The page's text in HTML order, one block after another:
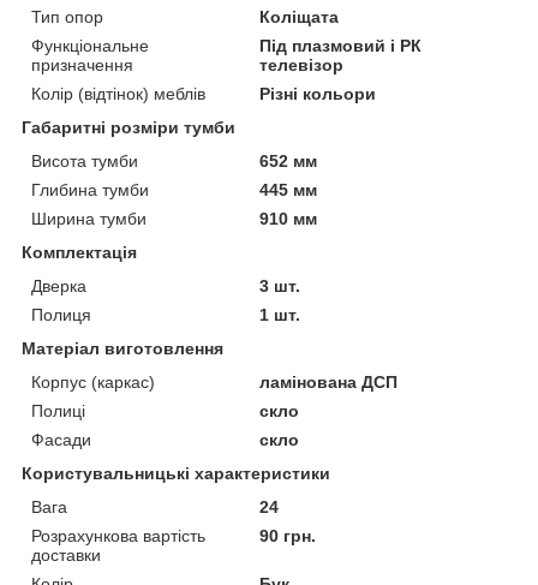
Тип опор
Коліщата
Функціональне
призначення
Під плазмовий і РК
телевізор
Колір (відтінок) меблів
Різні кольори
Габаритні розміри тумби
Висота тумби
652 мм
Глибина тумби
445 мм
Ширина тумби
910 мм
Комплектація
Дверка
3 шт.
Полиця
1 шт.
Матеріал виготовлення
Корпус (каркас)
ламінована ДСП
Полиці
скло
Фасади
скло
Користувальницькі характеристики
Вага
24
Розрахункова вартість
доставки
90 грн.